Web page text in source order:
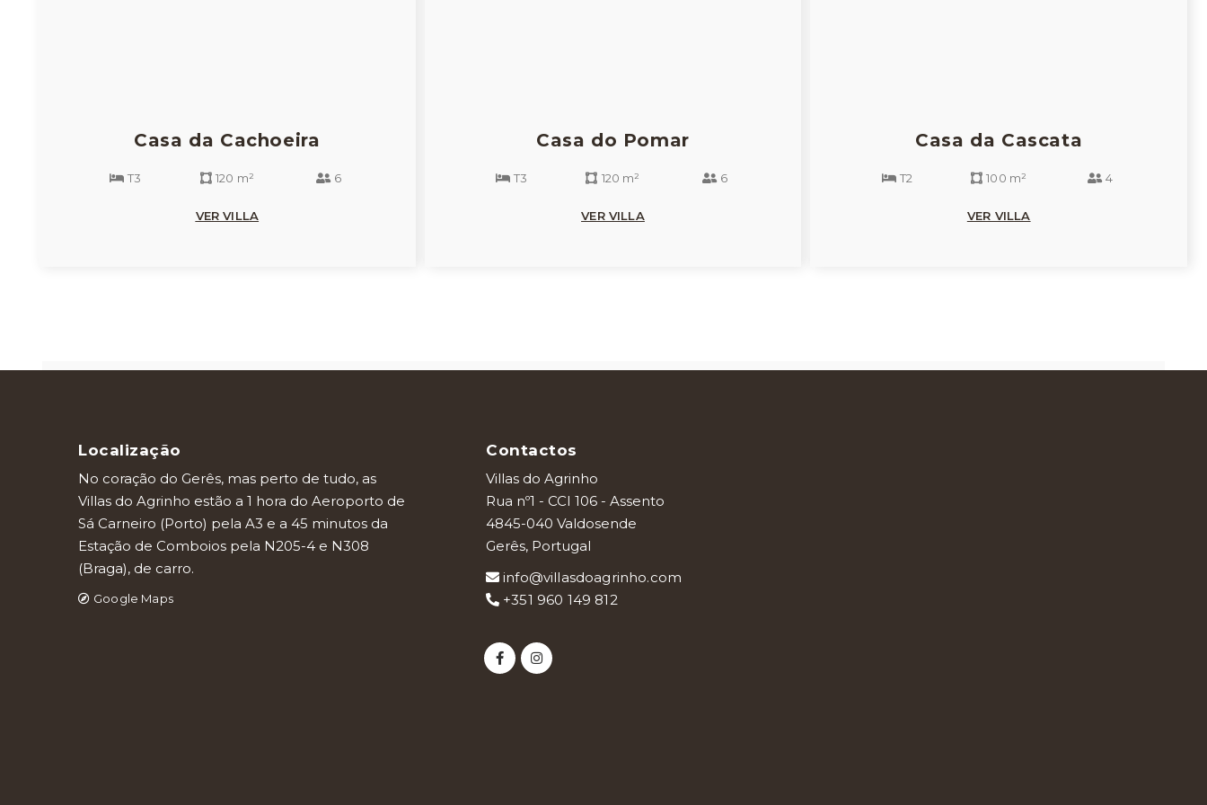
Casa da Cachoeira
T3 120 m² 6
VER VILLA
Casa do Pomar
T3 120 m² 6
VER VILLA
Casa da Cascata
T2 100 m² 4
VER VILLA
Localização
No coração do Gerês, mas perto de tudo, as
Villas do Agrinho estão a 1 hora do Aeroporto de
Sá Carneiro (Porto) pela A3 e a 45 minutos da
Estação de Comboios pela N205-4 e N308
(Braga), de carro.
Google Maps
Contactos
Villas do Agrinho
Rua nº1 - CCI 106 - Assento
4845-040 Valdosende
Gerês, Portugal
info@villasdoagrinho.com
+351 960 149 812